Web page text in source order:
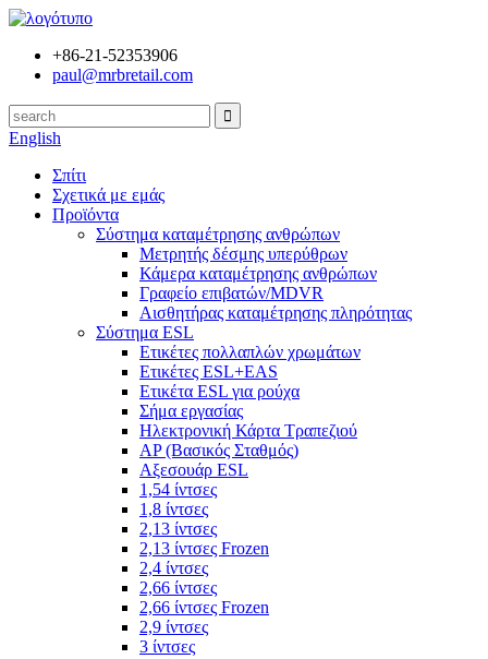
+86-21-52353906
paul@mrbretail.com
English
Σπίτι
Σχετικά με εμάς
Προϊόντα
Σύστημα καταμέτρησης ανθρώπων
Μετρητής δέσμης υπερύθρων
Κάμερα καταμέτρησης ανθρώπων
Γραφείο επιβατών/MDVR
Αισθητήρας καταμέτρησης πληρότητας
Σύστημα ESL
Ετικέτες πολλαπλών χρωμάτων
Ετικέτες ESL+EAS
Ετικέτα ESL για ρούχα
Σήμα εργασίας
Ηλεκτρονική Κάρτα Τραπεζιού
AP (Βασικός Σταθμός)
Αξεσουάρ ESL
1,54 ίντσες
1,8 ίντσες
2,13 ίντσες
2,13 ίντσες Frozen
2,4 ίντσες
2,66 ίντσες
2,66 ίντσες Frozen
2,9 ίντσες
3 ίντσες